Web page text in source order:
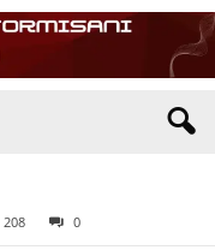
208 0